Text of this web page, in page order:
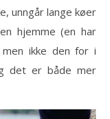
unngår lange køer
hjemme (en har
ikke den for i
det er både mer